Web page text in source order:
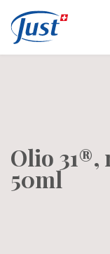
Main
Olio 31®,
50ml